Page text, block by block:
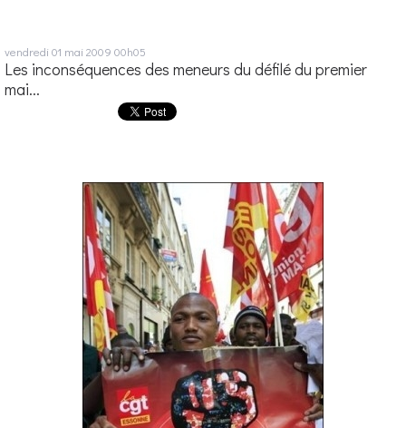
vendredi 01 mai 2009 00h05
Les inconséquences des meneurs du défilé du premier
mai...